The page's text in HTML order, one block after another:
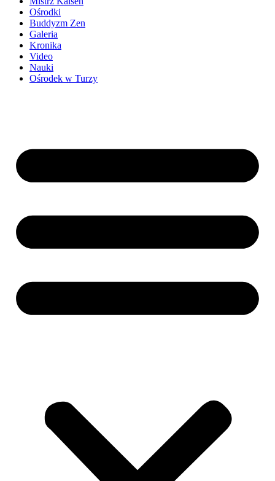
Ośrodki
Buddyzm Zen
Galeria
Kronika
Video
Nauki
Ośrodek w Turzy